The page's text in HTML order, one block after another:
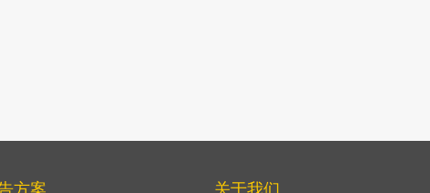
方案 关于我们